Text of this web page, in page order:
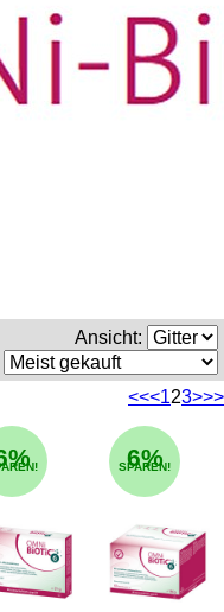
Ansicht:
<<<123>>>
6%
SPAREN!